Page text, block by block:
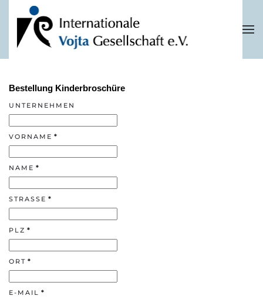
Zum Hauptinhalt springen
Bestellung Kinderbroschüre
UNTERNEHMEN
VORNAME *
NAME *
STRASSE *
PLZ *
ORT *
E-MAIL *